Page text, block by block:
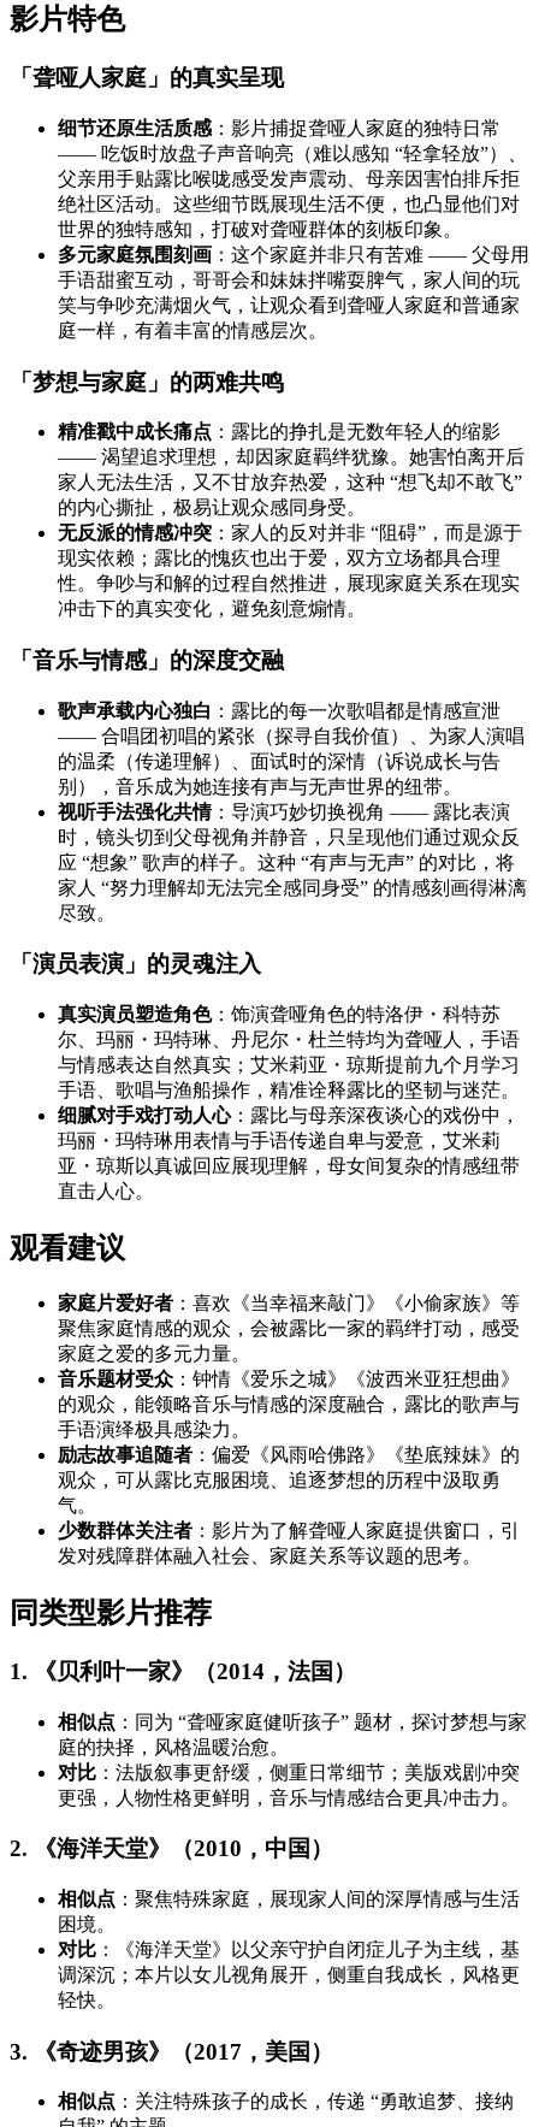
影片特色
「聋哑人家庭」的真实呈现
细节还原生活质感 ：影片捕捉聋哑人家庭的独特日常
—— 吃饭时放盘子声音响亮（难以感知 “轻拿轻放”）、
父亲用手贴露比喉咙感受发声震动、母亲因害怕排斥拒
绝社区活动。这些细节既展现生活不便，也凸显他们对
世界的独特感知，打破对聋哑群体的刻板印象。
多元家庭氛围刻画 ：这个家庭并非只有苦难 —— 父母用
手语甜蜜互动，哥哥会和妹妹拌嘴耍脾气，家人间的玩
笑与争吵充满烟火气，让观众看到聋哑人家庭和普通家
庭一样，有着丰富的情感层次。
「梦想与家庭」的两难共鸣
精准戳中成长痛点 ：露比的挣扎是无数年轻人的缩影
—— 渴望追求理想，却因家庭羁绊犹豫。她害怕离开后
家人无法生活，又不甘放弃热爱，这种 “想飞却不敢飞”
的内心撕扯，极易让观众感同身受。
无反派的情感冲突 ：家人的反对并非 “阻碍”，而是源于
现实依赖；露比的愧疚也出于爱，双方立场都具合理
性。争吵与和解的过程自然推进，展现家庭关系在现实
冲击下的真实变化，避免刻意煽情。
「音乐与情感」的深度交融
歌声承载内心独白 ：露比的每一次歌唱都是情感宣泄
—— 合唱团初唱的紧张（探寻自我价值）、为家人演唱
的温柔（传递理解）、面试时的深情（诉说成长与告
别），音乐成为她连接有声与无声世界的纽带。
视听手法强化共情：导演巧妙切换视角 —— 露比表演
时，镜头切到父母视角并静音，只呈现他们通过观众反
应 “想象” 歌声的样子。这种 “有声与无声” 的对比，将
家人 “努力理解却无法完全感同身受” 的情感刻画得淋漓
尽致。
「演员表演」的灵魂注入
真实演员塑造角色：饰演聋哑角色的特洛伊・科特苏
尔、玛丽・玛特琳、丹尼尔・杜兰特均为聋哑人，手语
与情感表达自然真实；艾米莉亚・琼斯提前九个月学习
手语、歌唱与渔船操作，精准诠释露比的坚韧与迷茫。
细腻对手戏打动人心：露比与母亲深夜谈心的戏份中，
玛丽・玛特琳用表情与手语传递自卑与爱意，艾米莉
亚・琼斯以真诚回应展现理解，母女间复杂的情感纽带
直击人心。
观看建议
家庭片爱好者 ：喜欢《当幸福来敲门》《小偷家族》等
聚焦家庭情感的观众，会被露比一家的羁绊打动，感受
家庭之爱的多元力量。
音乐题材受众 ：钟情《爱乐之城》《波西米亚狂想曲》
的观众，能领略音乐与情感的深度融合，露比的歌声与
手语演绎极具感染力。
励志故事追随者 ：偏爱《风雨哈佛路》《垫底辣妹》的
观众，可从露比克服困境、追逐梦想的历程中汲取勇
气。
少数群体关注者 ：影片为了解聋哑人家庭提供窗口，引
发对残障群体融入社会、家庭关系等议题的思考。
同类型影片推荐
1. 《贝利叶一家》（2014，法国）
相似点 ：同为 “聋哑家庭健听孩子” 题材，探讨梦想与家
庭的抉择，风格温暖治愈。
对比 ：法版叙事更舒缓，侧重日常细节；美版戏剧冲突
更强，人物性格更鲜明，音乐与情感结合更具冲击力。
2. 《海洋天堂》（2010，中国）
相似点 ：聚焦特殊家庭，展现家人间的深厚情感与生活
困境。
对比 ：《海洋天堂》以父亲守护自闭症儿子为主线，基
调深沉；本片以女儿视角展开，侧重自我成长，风格更
轻快。
3. 《奇迹男孩》（2017，美国）
相似点 ：关注特殊孩子的成长，传递 “勇敢追梦、接纳